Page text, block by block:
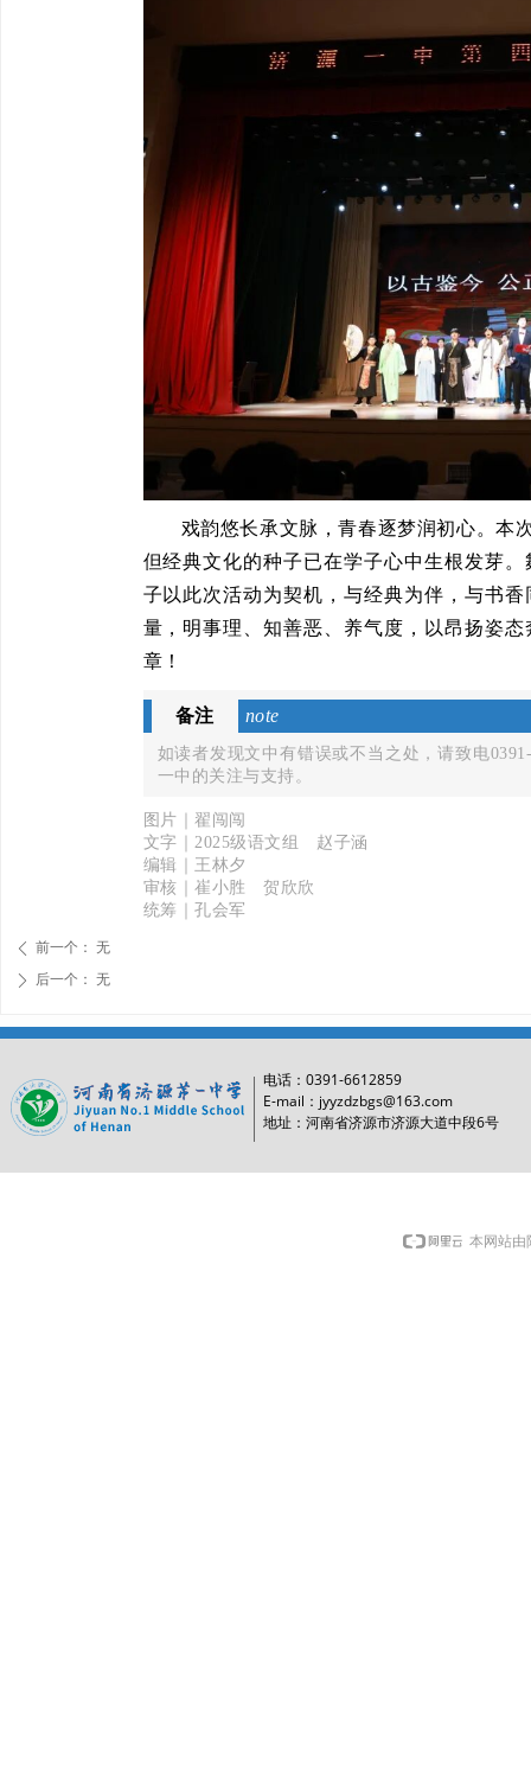
戏韵悠长承文脉，青春逐梦润初心。本
但经典文化的种子已在学子心中生根发芽
子以此次活动为契机，与经典为伴，与书
量，明事理、知善恶、养气度，以昂扬姿
章！
备注 note
如读者发现文中有错误或不当之处，请致电
一中的关注与支持。
图片｜翟闯闯
文字｜2025级语文组 赵子涵
编辑｜王林夕
审核｜崔小胜 贺欣欣
统筹｜孔会军
ꄴ 前一个： 无
ꄲ 后一个： 无
电话： 0391-6612859
E-mail：jyyzdzbgs@163.com
地址：河南省济源市济源大道中段6号
本网站由